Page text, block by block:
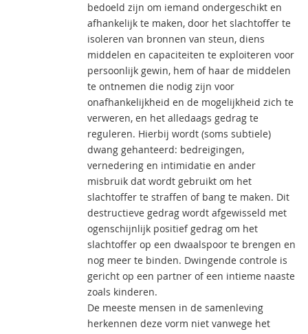
bedoeld zijn om iemand ondergeschikt en
afhankelijk te maken, door het slachtoffer te
isoleren van bronnen van steun, diens
middelen en capaciteiten te exploiteren voor
persoonlijk gewin, hem of haar de middelen
te ontnemen die nodig zijn voor
onafhankelijkheid en de mogelijkheid zich te
verweren, en het alledaags gedrag te
reguleren. Hierbij wordt (soms subtiele)
dwang gehanteerd: bedreigingen,
vernedering en intimidatie en ander
misbruik dat wordt gebruikt om het
slachtoffer te straffen of bang te maken. Dit
destructieve gedrag wordt afgewisseld met
ogenschijnlijk positief gedrag om het
slachtoffer op een dwaalspoor te brengen en
nog meer te binden. Dwingende controle is
gericht op een partner of een intieme naaste
zoals kinderen.
De meeste mensen in de samenleving
herkennen deze vorm niet vanwege het